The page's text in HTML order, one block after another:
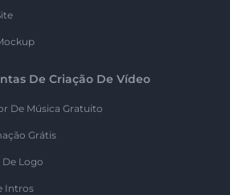
De Criação De Vídeo
De Música Gratuito
Grátis
Logo
Intros